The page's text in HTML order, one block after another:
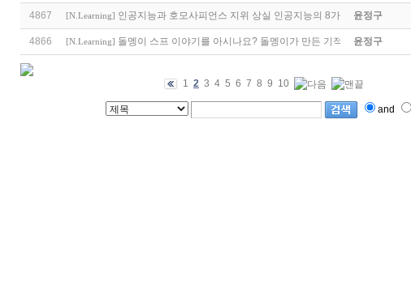
4867 [N.Learning] 인공지능과 호모사피언스 지위 상실 인공지능의 8가지 함정
윤정구
4866 [N.Learning] 돌멩이 스프 이야기를 아시나요? 돌멩이가 만든 기적 윤정구
1 2 3 4 5 6 7 8 9 10
and